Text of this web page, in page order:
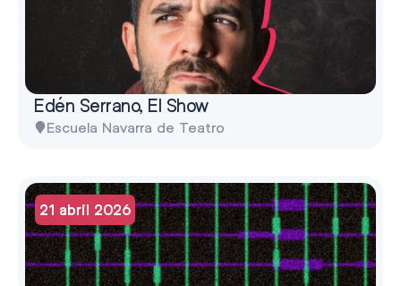
Edén Serrano, El Show
Escuela Navarra de Teatro
21 abril 2026